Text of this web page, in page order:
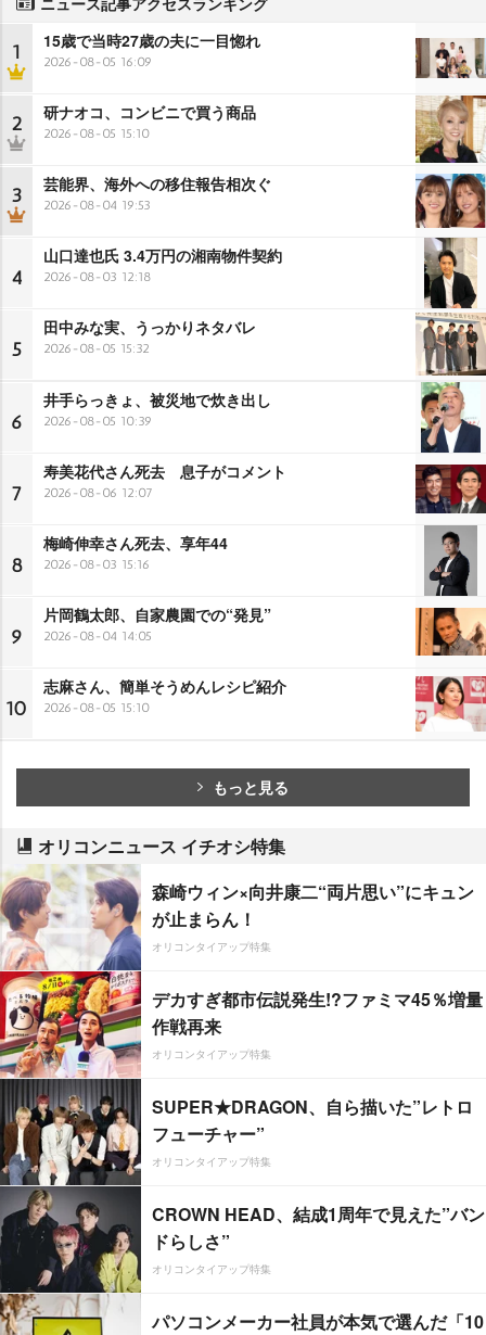
1 15歳で当時27歳の夫に一目惚れ
2026-08-05 16:09
2 研ナオコ、コンビニで買う商品
2026-08-05 15:10
3 芸能界、海外への移住報告相次ぐ
2026-08-04 19:53
4
山口達也氏 3.4万円の湘南物件契約
2026-08-03 12:18
5
田中みな実、うっかりネタバレ
2026-08-05 15:32
6
井手らっきょ、被災地で炊き出し
2026-08-05 10:39
7
寿美花代さん死去 息子がコメント
2026-08-06 12:07
8
梅崎伸幸さん死去、享年44
2026-08-03 15:16
9
片岡鶴太郎、自家農園での“発見”
2026-08-04 14:05
10
志麻さん、簡単そうめんレシピ紹介
2026-08-05 15:10
もっと見る
オリコンニュース イチオシ特集
森崎ウィン×向井康二“両片思い”にキュン
が止まらん！
オリコンタイアップ特集
デカすぎ都市伝説発生!?ファミマ45％増量
作戦再来
オリコンタイアップ特集
SUPER★DRAGON、自ら描いた”レトロ
フューチャー”
オリコンタイアップ特集
CROWN HEAD、結成1周年で見えた”バン
ドらしさ”
オリコンタイアップ特集
パソコンメーカー社員が本気で選んだ「10